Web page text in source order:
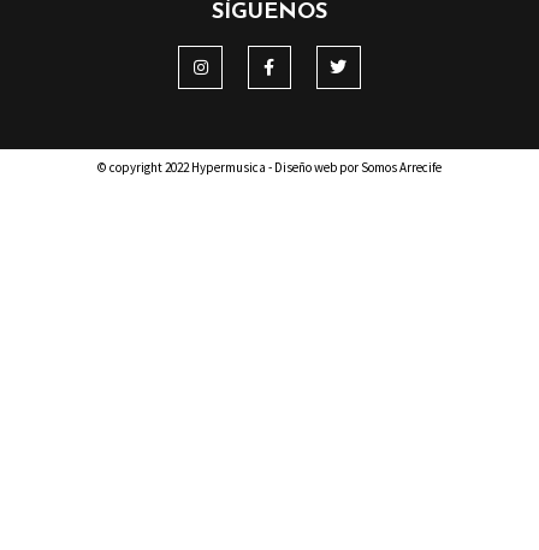
SÍGUENOS
© copyright 2022 Hypermusica - Diseño web por Somos Arrecife